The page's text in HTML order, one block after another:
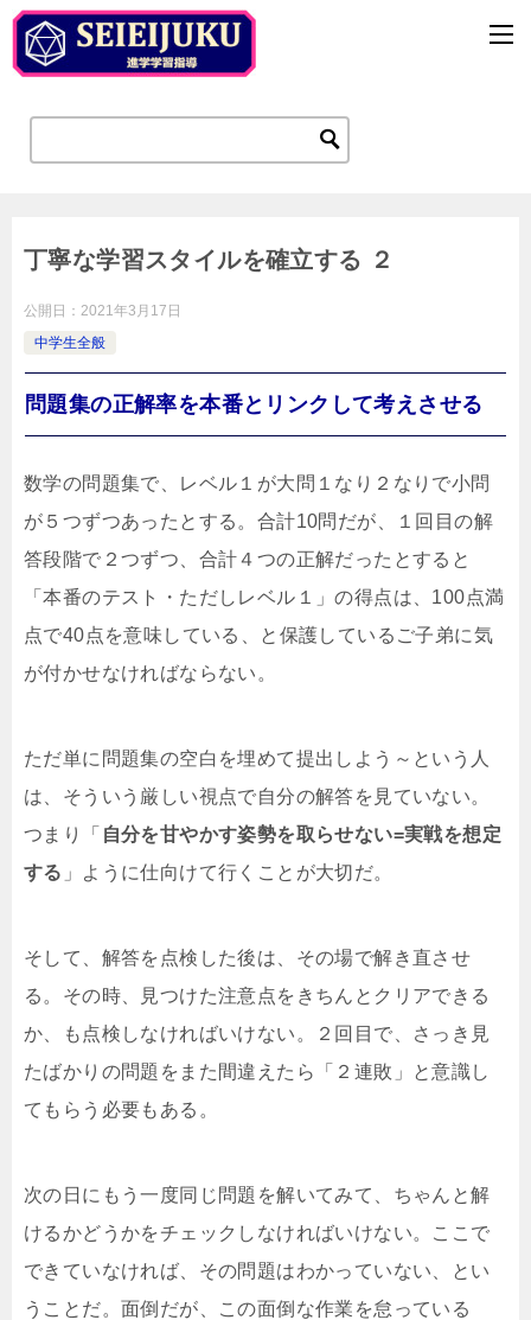
丁寧な学習スタイルを確立する ２
公開日： 2021年3月17日
中学生全般
問題集の正解率を本番とリンクして考えさせる
数学の問題集で、レベル１が大問１なり２なりで小問
が５つずつあったとする。合計10問だが、１回目の解
答段階で２つずつ、合計４つの正解だったとすると
「本番のテスト・ただしレベル１」の得点は、100点満
点で40点を意味している、と保護しているご子弟に気
が付かせなければならない。
ただ単に問題集の空白を埋めて提出しよう～という人
は、そういう厳しい視点で自分の解答を見ていない。
つまり「 自分を甘やかす姿勢を取らせない=実戦を想定
する 」ように仕向けて行くことが大切だ。
そして、解答を点検した後は、その場で解き直させ
る。その時、見つけた注意点をきちんとクリアできる
か、も点検しなければいけない。２回目で、さっき見
たばかりの問題をまた間違えたら「２連敗」と意識し
てもらう必要もある。
次の日にもう一度同じ問題を解いてみて、ちゃんと解
けるかどうかをチェックしなければいけない。ここで
できていなければ、その問題はわかっていない、とい
うことだ。面倒だが、この面倒な作業を怠っている